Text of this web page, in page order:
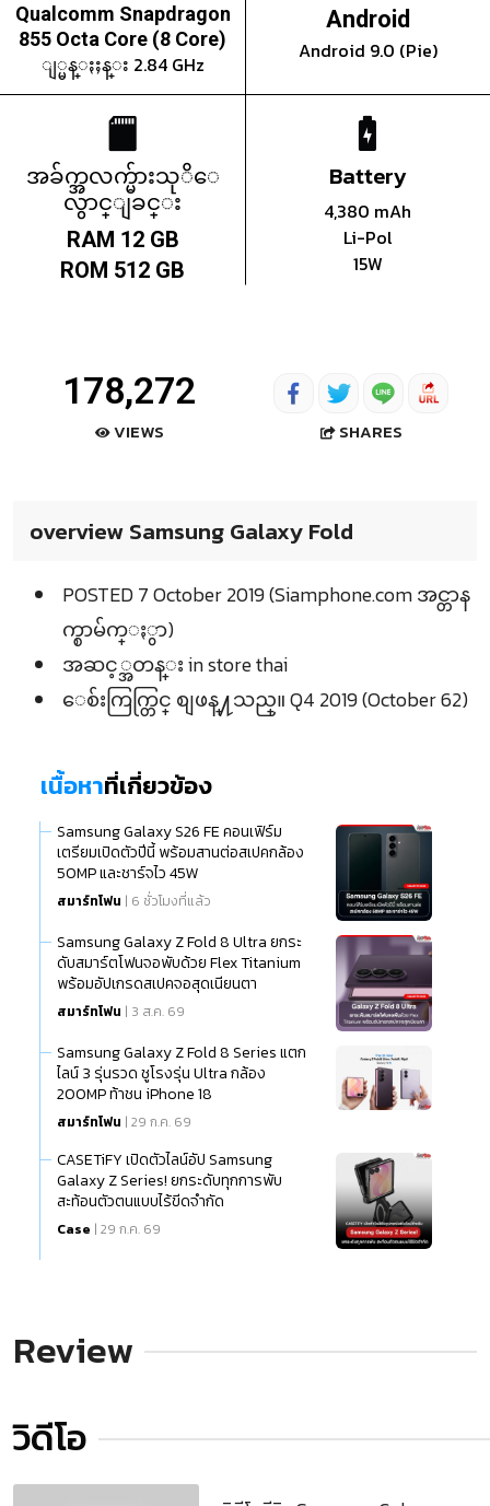
Qualcomm Snapdragon
855 Octa Core (8 Core)
ျ္မန္ႏႈန္း 2.84 GHz
Android
Android 9.0 (Pie)
အခ်က္အလက္မ်ားသုိေ
လွာင္ျခင္း
RAM 12 GB
ROM 512 GB
Battery
4,380 mAh
Li-Pol
15W
178,272
VIEWS SHARES
overview Samsung Galaxy Fold
POSTED 7 October 2019 (Siamphone.com အင္တာန
က္စာမ်က္ႏွာ)
အဆင့္အတန္း in store thai
ေစ်းကြက္တြင္ စျဖန္႔သည္။ Q4 2019 (October 62)
เนื้อหาที่เกี่ยวข้อง
Samsung Galaxy S26 FE คอนเฟิร์ม
เตรียมเปิดตัวปีนี้ พร้อมสานต่อสเปคกล้อง
50MP และชาร์จไว 45W
สมาร์ทโฟน | 6 ชั่วโมงที่แล้ว
Samsung Galaxy Z Fold 8 Ultra ยกระ
ดับสมาร์ตโฟนจอพับด้วย Flex Titanium
พร้อมอัปเกรดสเปคจอสุดเนียนตา
สมาร์ทโฟน | 3 ส.ค. 69
Samsung Galaxy Z Fold 8 Series แตก
ไลน์ 3 รุ่นรวด ชูโรงรุ่น Ultra กล้อง
200MP ท้าชน iPhone 18
สมาร์ทโฟน | 29 ก.ค. 69
CASETiFY เปิดตัวไลน์อัป Samsung
Galaxy Z Series! ยกระดับทุกการพับ
สะท้อนตัวตนแบบไร้ขีดจำกัด
Case | 29 ก.ค. 69
Review
วิดีโอ